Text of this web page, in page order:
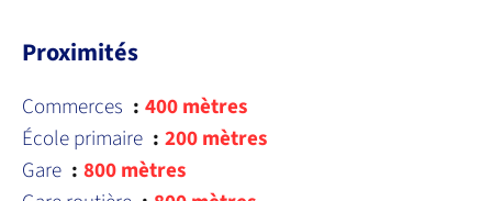
Proximités
Commerces
400 mètres
École primaire
200 mètres
Gare
800 mètres